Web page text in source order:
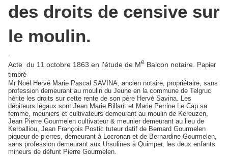
des droits de censive sur
le moulin.
Acte du 11 octobre 1863 en l'étude de Me Balcon notaire.
Papier
timbré
Mr Noël Hervé Marie Pascal SAVINA, ancien notaire, propriétaire, sans
profession demeurant au moulin du Jeune en la commune de Telgruc
hérite les droits sur cette rente de son père Hervé Savina. Les
débiteurs légaux sont Jean Marie Billant et Marie Perrine Le Cap sa
femme, meuniers et cultivateurs demeurant au moulin de Kereuzen,
Jean Pierre Gourmelen cultivateur & meunier demeurant au lieu de
Kerballiou, Jean François Postic tuteur datif de Bernard Gourmelen
piqueur de pierres, demeurant à Locronan et de Bernardine Gourmelen,
sans profession demeurant aux Ursulines à Quimper, les deux enfants
mineurs de défunt Pierre Gourmelen.